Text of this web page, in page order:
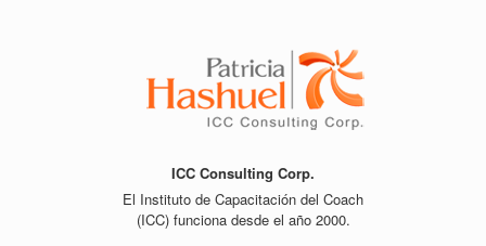
ICC Consulting Corp.
El Instituto de Capacitación del Coach
(ICC) funciona desde el año 2000.